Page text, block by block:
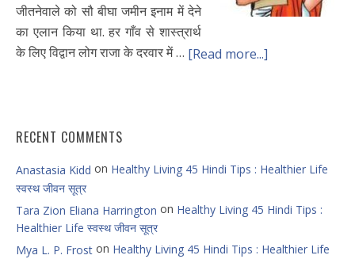
जीतनेवाले को सौ बीघा जमीन इनाम में देने
का एलान किया था. हर गाँव से शास्त्रार्थ
के लिए विद्वान लोग राजा के दरवार में … [Read more...]
RECENT COMMENTS
Anastasia Kidd on Healthy Living 45 Hindi Tips : Healthier Life
स्वस्थ जीवन सूत्र
Tara Zion Eliana Harrington on Healthy Living 45 Hindi Tips :
Healthier Life स्वस्थ जीवन सूत्र
Mya L. P. Frost on Healthy Living 45 Hindi Tips : Healthier Life